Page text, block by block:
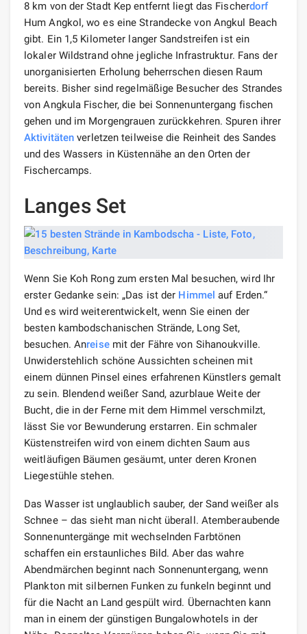
8 km von der Stadt Kep entfernt liegt das Fischerdorf
Hum Angkol, wo es eine Strandecke von Angkul Beach
gibt. Ein 1,5 Kilometer langer Sandstreifen ist ein
lokaler Wildstrand ohne jegliche Infrastruktur. Fans der
unorganisierten Erholung beherrschen diesen Raum
bereits. Bisher sind regelmäßige Besucher des Strandes
von Angkula Fischer, die bei Sonnenuntergang fischen
gehen und im Morgengrauen zurückkehren. Spuren ihrer
Aktivitäten verletzen teilweise die Reinheit des Sandes
und des Wassers in Küstennähe an den Orten der
Fischercamps.
Langes Set
Wenn Sie Koh Rong zum ersten Mal besuchen, wird Ihr
erster Gedanke sein: „Das ist der Himmel auf Erden.“
Und es wird weiterentwickelt, wenn Sie einen der
besten kambodschanischen Strände, Long Set,
besuchen. Anreisemit der Fähre von Sihanoukville.
Unwiderstehlich schöne Aussichten scheinen mit
einem dünnen Pinsel eines erfahrenen Künstlers gemalt
zu sein. Blendend weißer Sand, azurblaue Weite der
Bucht, die in der Ferne mit dem Himmel verschmilzt,
lässt Sie vor Bewunderung erstarren. Ein schmaler
Küstenstreifen wird von einem dichten Saum aus
weitläufigen Bäumen gesäumt, unter deren Kronen
Liegestühle stehen.
Das Wasser ist unglaublich sauber, der Sand weißer als
Schnee – das sieht man nicht überall. Atemberaubende
Sonnenuntergänge mit wechselnden Farbtönen
schaffen ein erstaunliches Bild. Aber das wahre
Abendmärchen beginnt nach Sonnenuntergang, wenn
Plankton mit silbernen Funken zu funkeln beginnt und
für die Nacht an Land gespült wird. Übernachten kann
man in einem der günstigen Bungalowhotels in der